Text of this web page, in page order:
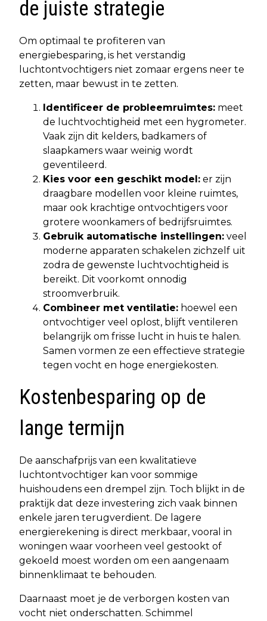
de juiste strategie
Om optimaal te profiteren van
energiebesparing, is het verstandig
luchtontvochtigers niet zomaar ergens neer te
zetten, maar bewust in te zetten.
Identificeer de probleemruimtes: meet
de luchtvochtigheid met een hygrometer.
Vaak zijn dit kelders, badkamers of
slaapkamers waar weinig wordt
geventileerd.
Kies voor een geschikt model: er zijn
draagbare modellen voor kleine ruimtes,
maar ook krachtige ontvochtigers voor
grotere woonkamers of bedrijfsruimtes.
Gebruik automatische instellingen: veel
moderne apparaten schakelen zichzelf uit
zodra de gewenste luchtvochtigheid is
bereikt. Dit voorkomt onnodig
stroomverbruik.
Combineer met ventilatie: hoewel een
ontvochtiger veel oplost, blijft ventileren
belangrijk om frisse lucht in huis te halen.
Samen vormen ze een effectieve strategie
tegen vocht en hoge energiekosten.
Kostenbesparing op de
lange termijn
De aanschafprijs van een kwalitatieve
luchtontvochtiger kan voor sommige
huishoudens een drempel zijn. Toch blijkt in de
praktijk dat deze investering zich vaak binnen
enkele jaren terugverdient. De lagere
energierekening is direct merkbaar, vooral in
woningen waar voorheen veel gestookt of
gekoeld moest worden om een aangenaam
binnenklimaat te behouden.
Daarnaast moet je de verborgen kosten van
vocht niet onderschatten. Schimmel